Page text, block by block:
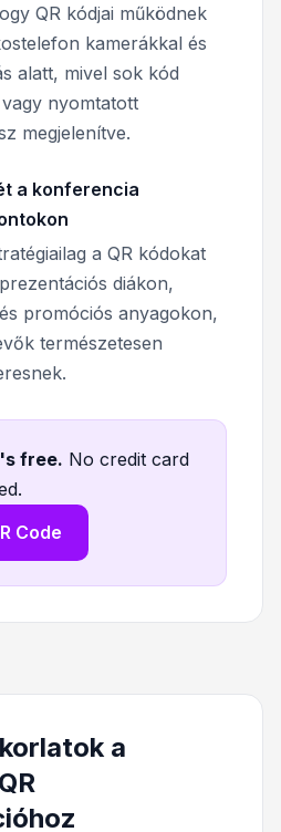
QR kódjai működnek
kamerákkal és
alatt, mivel sok kód
nyomtatott
megjelenítve.
a konferencia
a QR kódokat
diákon,
promóciós anyagokon,
természetesen
free. No credit card
Code
a